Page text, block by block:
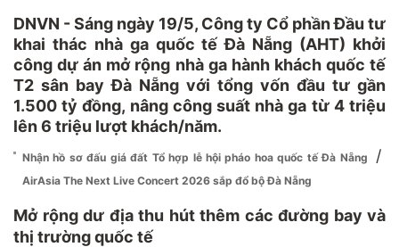
DNVN - Sáng ngày 19/5, Công ty Cổ phần Đầu tư
khai thác nhà ga quốc tế Đà Nẵng (AHT) khởi
công dự án mở rộng nhà ga hành khách quốc tế
T2 sân bay Đà Nẵng với tổng vốn đầu tư gần
1.500 tỷ đồng, nâng công suất nhà ga từ 4 triệu
lên 6 triệu lượt khách/năm.
Nhận hồ sơ đấu giá đất Tổ hợp lễ hội pháo hoa quốc tế Đà Nẵng /
AirAsia The Next Live Concert 2026 sắp đổ bộ Đà Nẵng
Mở rộng dư địa thu hút thêm các đường bay và
thị trường quốc tế